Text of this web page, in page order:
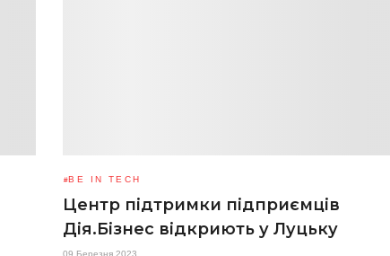
BE IN TECH
Центр підтримки підприємців
Дія.Бізнес відкриють у Луцьку
09 Березня 2023